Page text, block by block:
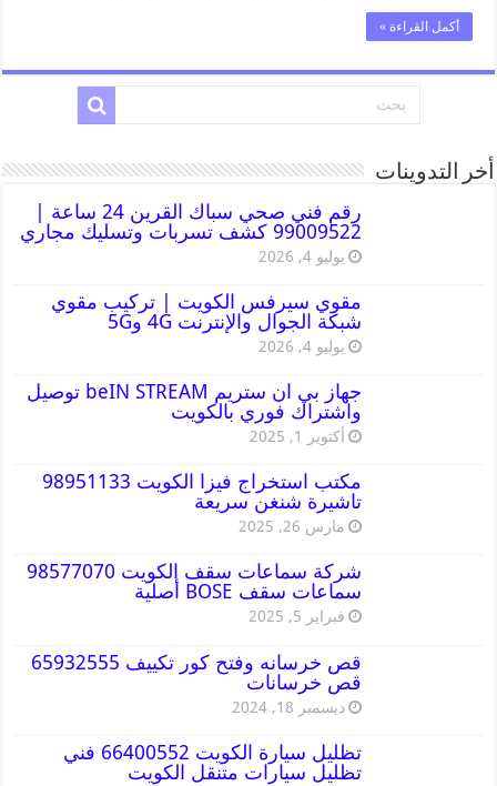
أكمل القراءة »
أخر التدوينات
رقم فني صحي سباك القرين 24 ساعة |
99009522 كشف تسربات وتسليك مجاري
يوليو 4, 2026
مقوي سيرفس الكويت | تركيب مقوي
شبكة الجوال والإنترنت 4G و5G
يوليو 4, 2026
جهاز بي ان ستريم beIN STREAM توصيل
واشتراك فوري بالكويت
أكتوبر 1, 2025
مكتب استخراج فيزا الكويت 98951133
تاشيرة شنغن سريعة
مارس 26, 2025
شركة سماعات سقف الكويت 98577070
سماعات سقف BOSE أصلية
فبراير 5, 2025
قص خرسانه وفتح كور تكييف 65932555
قص خرسانات
ديسمبر 18, 2024
تظليل سيارة الكويت 66400552 فني
تظليل سيارات متنقل الكويت